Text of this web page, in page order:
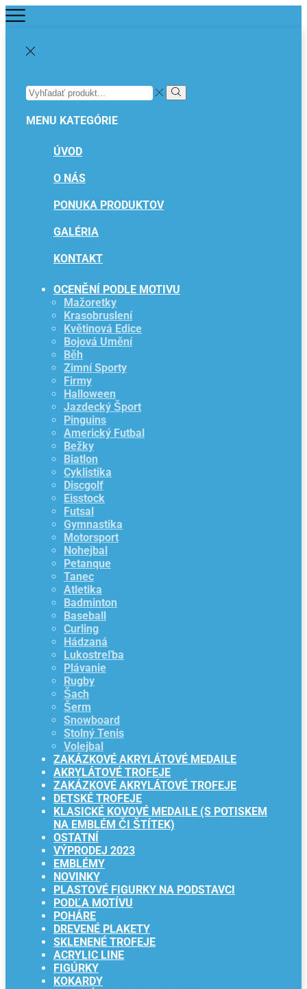
SEARCH
INPUT
Search
MENU KATEGÓRIE
ÚVOD
O NÁS
PONUKA PRODUKTOV
GALÉRIA
KONTAKT
OCENĚNÍ PODLE MOTIVU
Mažoretky
Krasobruslení
Květinová Edice
Bojová Umění
Běh
Zimní Sporty
Firmy
Halloween
Jazdecký Šport
Pinguins
Americký Futbal
Bežky
Biatlon
Cyklistika
Discgolf
Eisstock
Futsal
Gymnastika
Motorsport
Nohejbal
Petanque
Tanec
Atletika
Badminton
Baseball
Curling
Hádzaná
Lukostreľba
Plávanie
Rugby
Šach
Šerm
Snowboard
Stolný Tenis
Volejbal
ZAKÁZKOVÉ AKRYLÁTOVÉ MEDAILE
AKRYLÁTOVÉ TROFEJE
ZAKÁZKOVÉ AKRYLÁTOVÉ TROFEJE
DETSKÉ TROFEJE
KLASICKÉ KOVOVÉ MEDAILE (S POTISKEM
NA EMBLÉM ČI ŠTÍTEK)
OSTATNÍ
VÝPRODEJ 2023
EMBLÉMY
NOVINKY
PLASTOVÉ FIGURKY NA PODSTAVCI
PODĽA MOTÍVU
POHÁRE
DREVENÉ PLAKETY
SKLENENÉ TROFEJE
ACRYLIC LINE
FIGÚRKY
KOKARDY